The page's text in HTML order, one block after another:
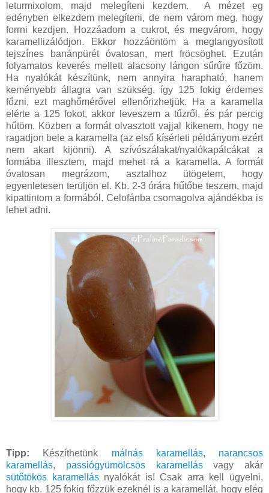
leturmixolom, majd melegíteni kezdem. A mézet eg
edényben elkezdem melegíteni, de nem várom meg, hogy
forrni kezdjen. Hozzáadom a cukrot, és megvárom, hogy
karamellizálódjon. Ekkor hozzáöntöm a meglangyosított
tejszínes banánpürét óvatosan, mert fröcsöghet. Ezután
folyamatos keverés mellett alacsony lángon sűrűre főzöm.
Ha nyalókát készítünk, nem annyira harapható, hanem
keményebb állagra van szükség, így 125 fokig érdemes
főzni, ezt maghőmérővel ellenőrizhetjük. Ha a karamella
elérte a 125 fokot, akkor leveszem a tűzről, és pár percig
hűtöm. Közben a formát olvasztott vajjal kikenem, hogy ne
ragadjon bele a karamella (az első kísérleti példányom ezért
nem akart kijönni). A szívószálakat/nyalókapálcákat a
formába illesztem, majd mehet rá a karamella. A formát
óvatosan megrázom, asztalhoz ütögetem, hogy
egyenletesen terüljön el. Kb. 2-3 órára hűtőbe teszem, majd
kipattintom a formából. Celofánba csomagolva ajándékba is
lehet adni.
Tipp: Készíthetünk málnás karamellás, narancsos
karamellás, passiógyümölcsös karamellásvagy akár
sütőtökös karamellásnyalókát is! Csak arra kell ügyelni,
hogy kb. 125 fokig főzzük ezeknél is a karamellát, hogy elég